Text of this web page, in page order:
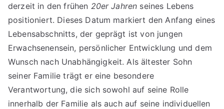
derzeit in den frühen 20er Jahren seines Lebens
positioniert. Dieses Datum markiert den Anfang eines
Lebensabschnitts, der geprägt ist von jungen
Erwachsenensein, persönlicher Entwicklung und dem
Wunsch nach Unabhängigkeit. Als ältester Sohn
seiner Familie trägt er eine besondere
Verantwortung, die sich sowohl auf seine Rolle
innerhalb der Familie als auch auf seine individuellen